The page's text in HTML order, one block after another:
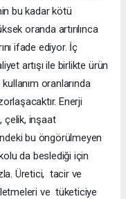
bu kadar kötü
oranda artırılınca
ifade ediyor. İç
artışı ile birlikte ürün
oranlarında
Enerji
çelik, inşaat
bu öngörülmeyen
da beslediği için
Üretici, tacir ve
ve tüketiciye